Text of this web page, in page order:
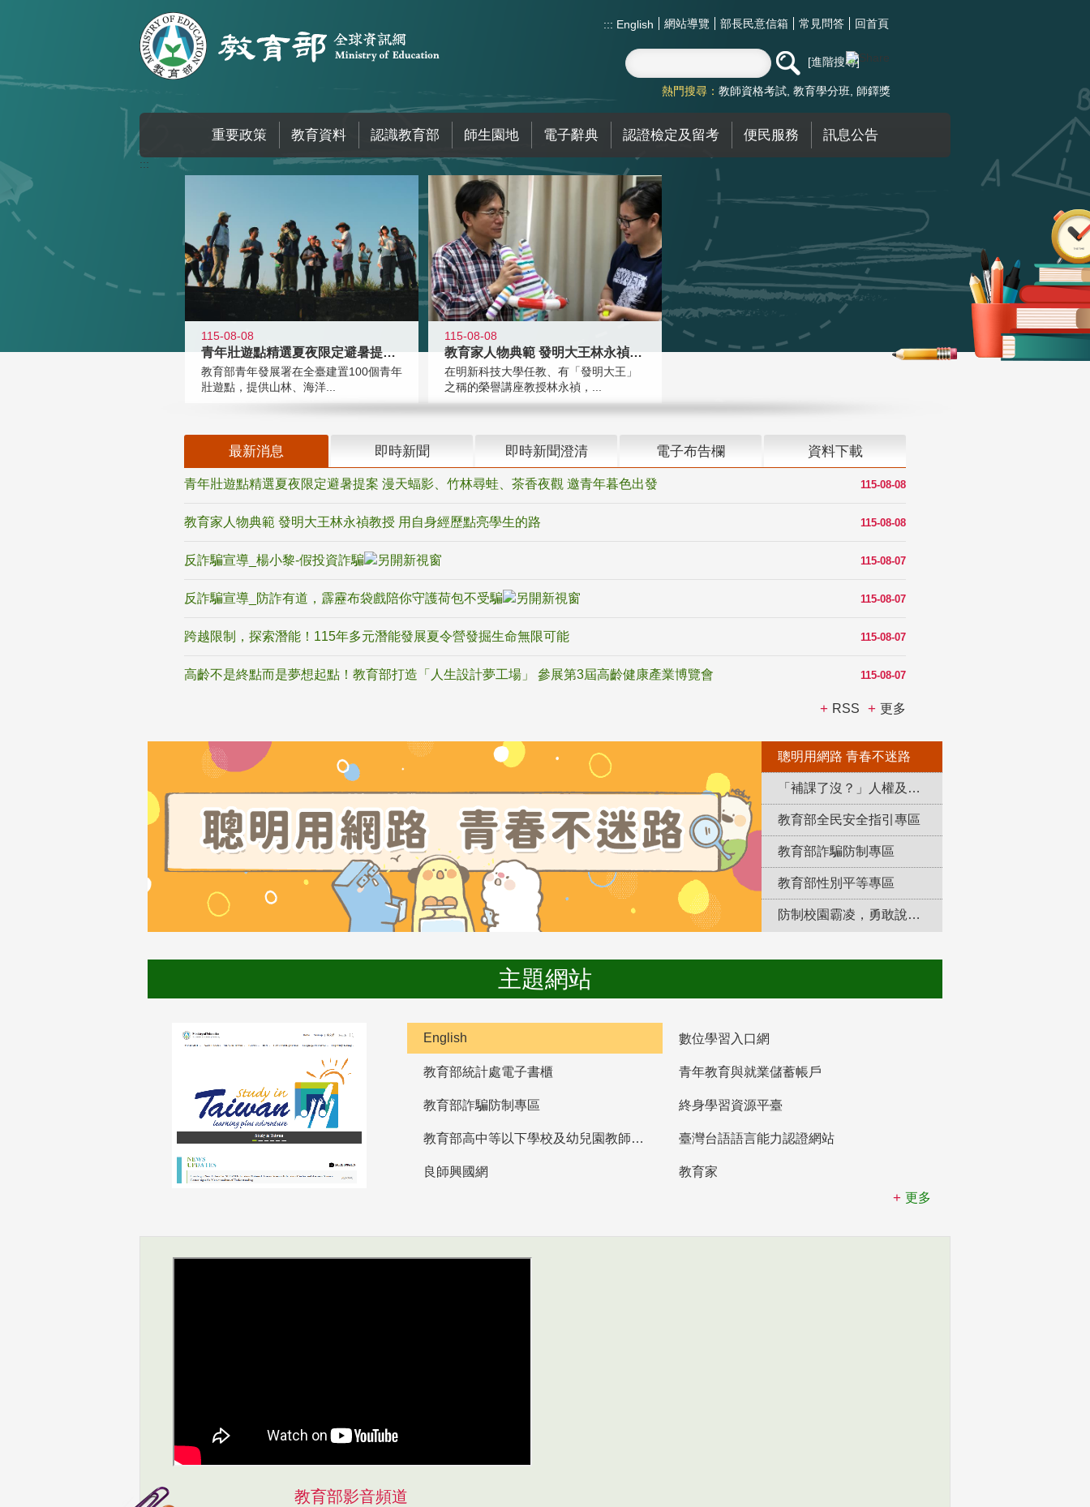
::: English 網站導覽 部長民意信箱 常見問答 回首頁
進階搜尋
熱門搜尋： 教師資格考試 教育學分班 師鐸獎
重要政策 教育資料 認識教育部 師生園地 電子辭典 認證檢定及留考 便民服務 訊息公告
:::
115-08-08
青年壯遊點精選夏夜限定避暑提案 漫
教育部青年發展署在全臺建置100個青年
壯遊點，提供山林、海洋...
115-08-08
教育家人物典範 發明大王林永禎教授
在明新科技大學任教、有「發明大王」
之稱的榮譽講座教授林永禎，...
最新消息 即時新聞 即時新聞澄清 電子布告欄 資料下載
115-08-08
青年壯遊點精選夏夜限定避暑提案 漫天蝠影、竹林尋蛙、茶香夜觀 邀青年暮色出發
115-08-08
教育家人物典範 發明大王林永禎教授 用自身經歷點亮學生的路
115-08-07
反詐騙宣導_楊小黎-假投資詐騙
115-08-07
反詐騙宣導_防詐有道，霹靂布袋戲陪你守護荷包不受騙
115-08-07
跨越限制，探索潛能！115年多元潛能發展夏令營發掘生命無限可能
115-08-07
高齡不是終點而是夢想起點！教育部打造「人生設計夢工場」 參展第3屆高齡健康產業博覽會
RSS 更多
聰明用網路 青春不迷路
「補課了沒？」人權及轉型正義教育專區
教育部全民安全指引專區
教育部詐騙防制專區
教育部性別平等專區
防制校園霸凌，勇敢說出來！
主題網站
English 數位學習入口網
教育部統計處電子書櫃 青年教育與就業儲蓄帳戶
教育部詐騙防制專區 終身學習資源平臺
教育部高中等以下學校及幼兒園教師資格檢定考試 臺灣台語語言能力認證網站
良師興國網
教育家
更多
教育部影音頻道